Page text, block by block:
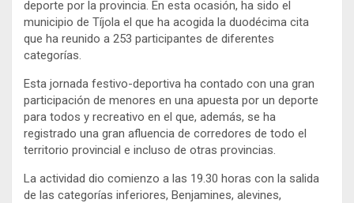
deporte por la provincia. En esta ocasión, ha sido el
municipio de Tíjola el que ha acogida la duodécima cita
que ha reunido a 253 participantes de diferentes
categorías.
Esta jornada festivo-deportiva ha contado con una gran
participación de menores en una apuesta por un deporte
para todos y recreativo en el que, además, se ha
registrado una gran afluencia de corredores de todo el
territorio provincial e incluso de otras provincias.
La actividad dio comienzo a las 19.30 horas con la salida
de las categorías inferiores, Benjamines, alevines,